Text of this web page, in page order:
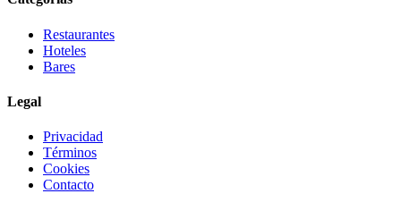
Restaurantes
Hoteles
Bares
Legal
Privacidad
Términos
Cookies
Contacto